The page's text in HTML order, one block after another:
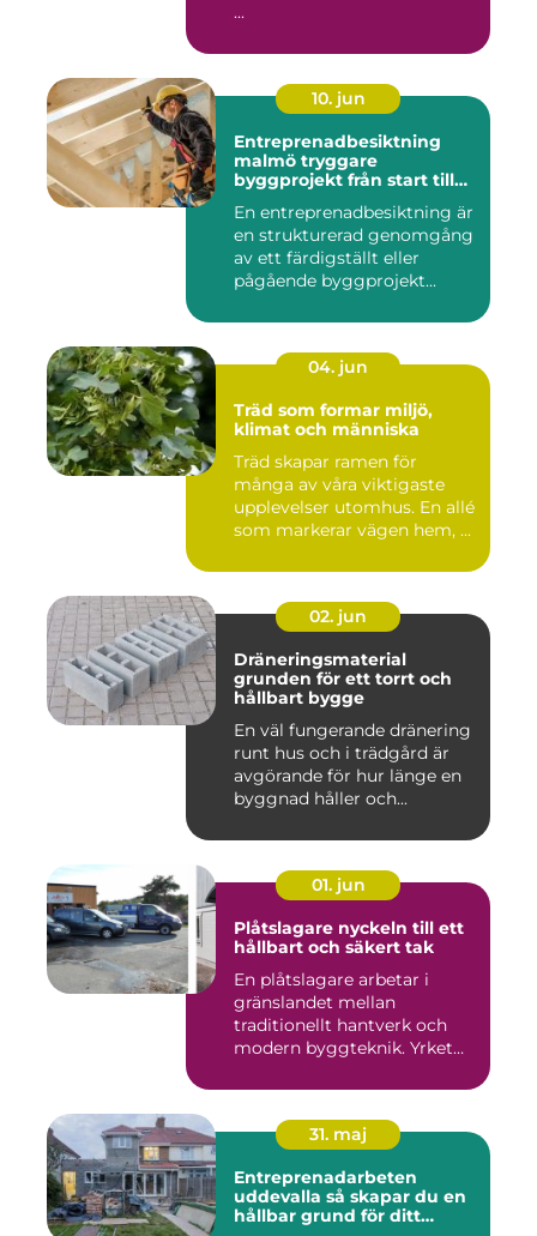
...
10. jun
Entreprenadbesiktning
malmö tryggare
byggprojekt från start till
En entreprenadbesiktning är
en strukturerad genomgång
av ett färdigställt eller
pågående byggprojekt...
04. jun
Träd som formar miljö,
klimat och människa
Träd skapar ramen för
många av våra viktigaste
upplevelser utomhus. En allé
som markerar vägen hem, ...
02. jun
Dräneringsmaterial
grunden för ett torrt och
hållbart bygge
En väl fungerande dränering
runt hus och i trädgård är
avgörande för hur länge en
byggnad håller och...
01. jun
Plåtslagare nyckeln till ett
hållbart och säkert tak
En plåtslagare arbetar i
gränslandet mellan
traditionellt hantverk och
modern byggteknik. Yrket
31. maj
Entreprenadarbeten
uddevalla så skapar du en
hållbar grund för ditt